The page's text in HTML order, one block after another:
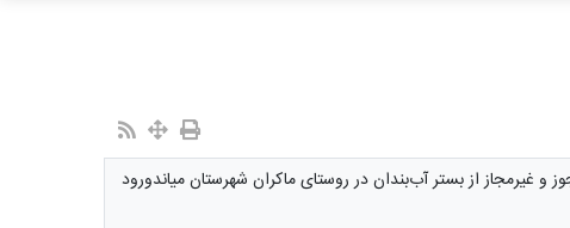
غیرمجاز از بستر آب‌بندان در روستای ماکران شهرستان میاندورود